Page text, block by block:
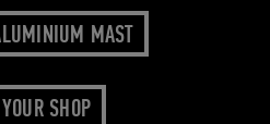
MAST
SHOP